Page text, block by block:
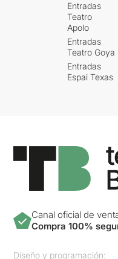
Entradas
Teatro
Apolo
Entradas
Teatro Goya
Entradas
Espai Texas
Canal oficial de
Compra 100%
Diseño y programación: